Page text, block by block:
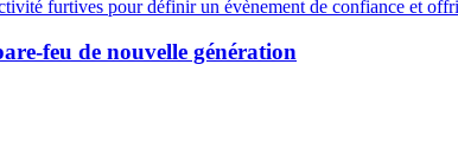
furtives pour définir un évènement de confiance et
feu de nouvelle génération